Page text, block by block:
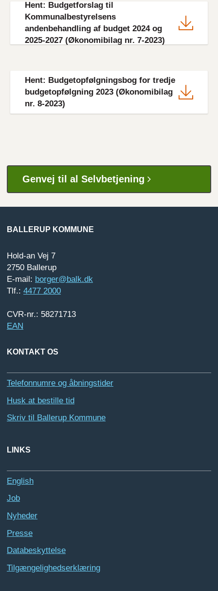
Hent: Budgetforslag til
Kommunalbestyrelsens
andenbehandling af budget 2024 og
2025-2027 (Økonomibilag nr. 7-2023)
Hent: Budgetopfølgningsbog for tredje
budgetopfølgning 2023 (Økonomibilag
nr. 8-2023)
Genvej til al Selvbetjening
BALLERUP KOMMUNE
Hold-an Vej 7
2750 Ballerup
E-mail: borger@balk.dk
Tlf.: 4477 2000
CVR-nr.: 58271713
EAN
KONTAKT OS
Telefonnumre og åbningstider
Husk at bestille tid
Skriv til Ballerup Kommune
LINKS
English
Job
Nyheder
Presse
Databeskyttelse
Tilgængelighedserklæring